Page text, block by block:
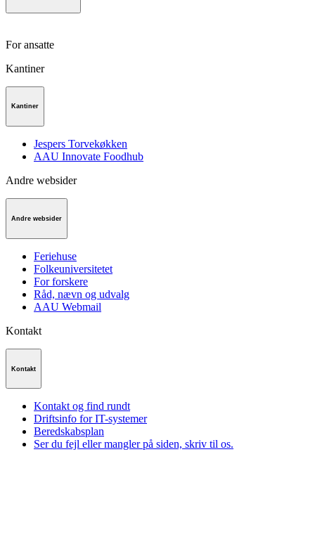
For ansatte
Kantiner
Kantiner
Jespers Torvekøkken
AAU Innovate Foodhub
Andre websider
Andre websider
Feriehuse
Folkeuniversitetet
For forskere
Råd, nævn og udvalg
AAU Webmail
Kontakt
Kontakt
Kontakt og find rundt
Driftsinfo for IT-systemer
Beredskabsplan
Ser du fejl eller mangler på siden, skriv til os.